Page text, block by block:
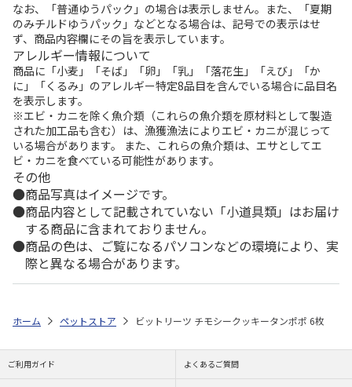
なお、「普通ゆうパック」の場合は表示しません。また、「夏期
のみチルドゆうパック」などとなる場合は、記号での表示はせ
ず、商品内容欄にその旨を表示しています。
アレルギー情報について
商品に「小麦」「そば」「卵」「乳」「落花生」「えび」「か
に」「くるみ」のアレルギー特定8品目を含んでいる場合に品目名
を表示します。
※エビ・カニを除く魚介類（これらの魚介類を原材料として製造
された加工品も含む）は、漁獲漁法によりエビ・カニが混じって
いる場合があります。 また、これらの魚介類は、エサとしてエ
ビ・カニを食べている可能性があります。
その他
商品写真はイメージです。
商品内容として記載されていない「小道具類」はお届け
する商品に含まれておりません。
商品の色は、ご覧になるパソコンなどの環境により、実
際と異なる場合があります。
ホーム ペットストア ビットリーツ チモシークッキータンポポ 6枚
ご利用ガイド よくあるご質問